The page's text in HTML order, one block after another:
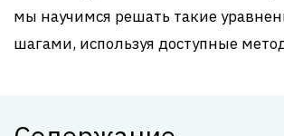
мы научимся решать такие
шагами, используя доступные